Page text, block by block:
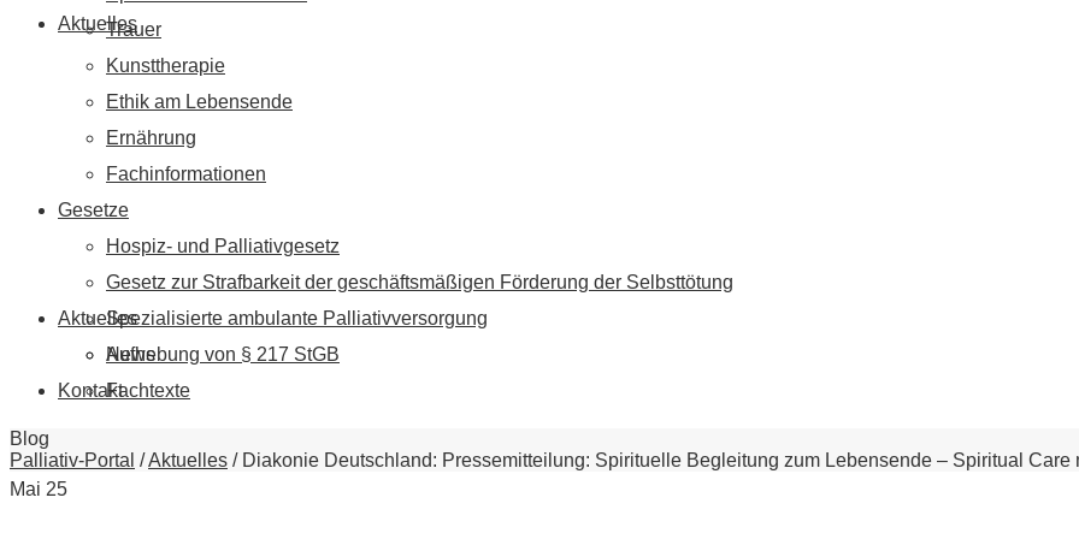
Aktuelles
Aktuelles
News
Fachtexte
Trauer
Kunsttherapie
Ethik am Lebensende
Ernährung
Fachinformationen
Gesetze
Hospiz- und Palliativgesetz
Gesetz zur Strafbarkeit der geschäftsmäßigen Förderung der Selbsttötung
Spezialisierte ambulante Palliativversorgung
Aufhebung von § 217 StGB
Kontakt
Blog
Palliativ-Portal /Aktuelles / Diakonie Deutschland: Pressemitteilung: Spirituelle Begleitung zum Lebensende – Spiritual
Mai 25